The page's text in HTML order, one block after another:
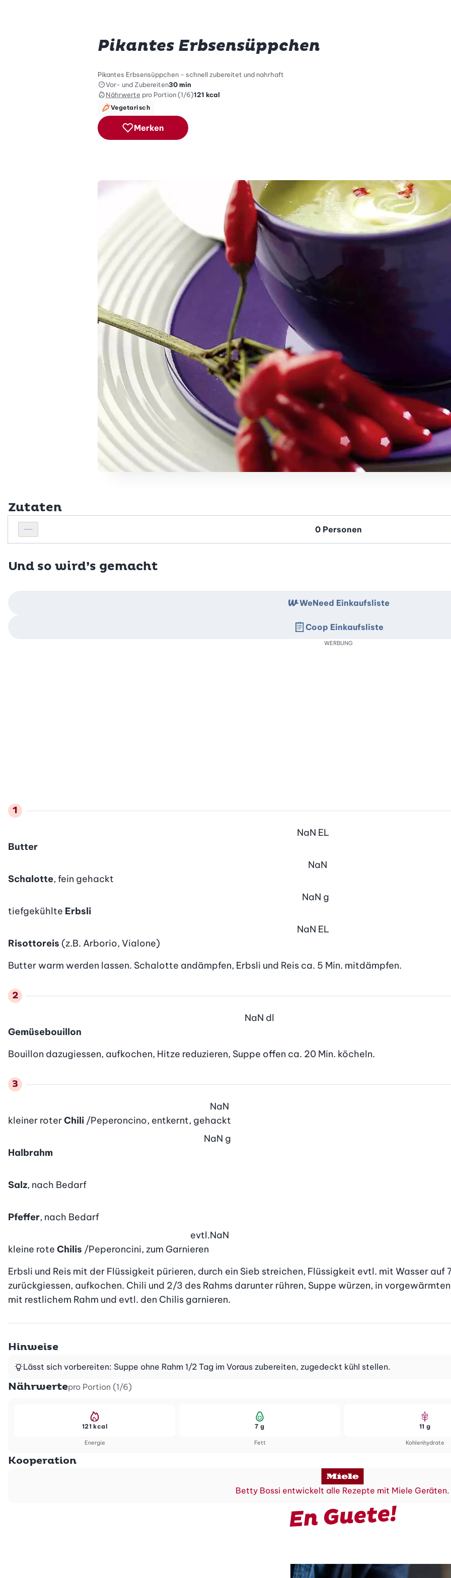
Pikantes Erbsensüppchen
Pikantes Erbsensüppchen - schnell zubereitet und nahrhaft
Vor- und Zubereiten30 min
Nährwerte pro Portion (1/6)121 kcal
Vegetarisch
Merken
Zutaten
Personenanzahl verringern
Personenanzahl
Und so wird’s gemacht
Butter
NaN EL
Schalotte, fein gehackt
NaN
tiefgekühlte Erbsli
NaN g
Risottoreis (z.B. Arborio, Vialone)
NaN EL
Butter warm werden lassen. Schalotte andämpfen, Erbsli und Reis ca. 5 Min. mitdämpfen.
Gemüsebouillon
NaN dl
Bouillon dazugiessen, aufkochen, Hitze reduzieren, Suppe offen ca. 20 Min. köcheln.
kleiner roterChili /Peperoncino, entkernt, gehackt
NaN
Halbrahm
NaN g
Salz, nach Bedarf
Pfeffer, nach Bedarf
kleine rote Chilis /Peperoncini, zum Garnieren
evtl.NaN
Erbsli und Reis mit der Flüssigkeit pürieren, durch ein Sieb streichen, Flüssigkeit evtl. mit Wasser auf
zurückgiessen, aufkochen. Chili und 2/3 des Rahms darunter rühren, Suppe würzen, in
mit restlichem Rahm und evtl. den Chilis garnieren.
WeNeed Einkaufsliste
Coop Einkaufsliste
WERBUNG
Hinweise
Lässt sich vorbereiten: Suppe ohne Rahm 1/2 Tag im Voraus zubereiten, zugedeckt kühl stellen.
Nährwertepro Portion (1/6)
Energie
121 kcal
Fett
7 g
Kohlenhydrate
11 g
Kooperation
Betty Bossi entwickelt alle Rezepte mit Miele Geräten.
En Guete!